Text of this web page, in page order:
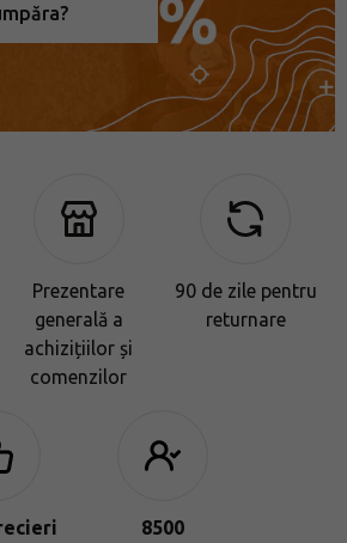
Prezentare
generală a
achizițiilor și
comenzilor
90 de zile pentru
returnare
8500